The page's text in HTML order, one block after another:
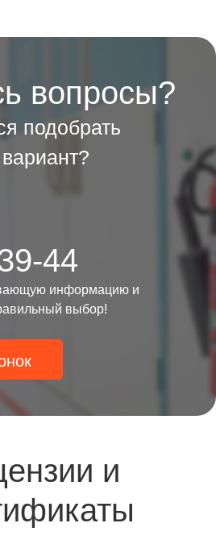
вопросы?
подобрать
44
информацию и
выбор!
и